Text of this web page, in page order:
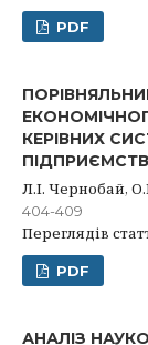
PDF
КЕРІВНИХ
Л.І. Чернобай,
404-409
Переглядів
PDF
АНАЛІЗ